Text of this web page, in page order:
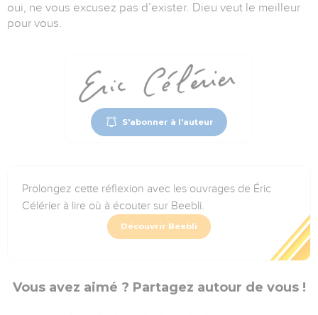
oui, ne vous excusez pas d’exister. Dieu veut le meilleur
pour vous.
S'abonner à l'auteur
Prolongez cette réflexion avec les ouvrages de Éric
Célérier à lire où à écouter sur Beebli.
Découvrir Beebli
Vous avez aimé ? Partagez autour de vous !